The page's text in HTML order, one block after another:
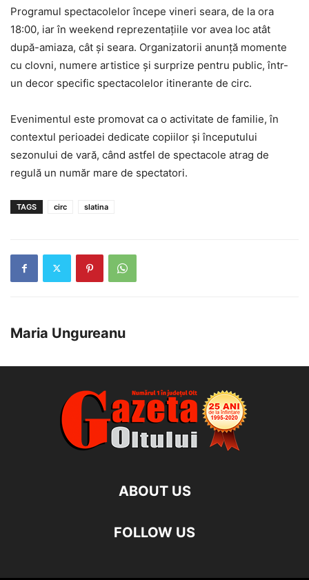
Programul spectacolelor începe vineri seara, de la ora
18:00, iar în weekend reprezentațiile vor avea loc atât
după-amiaza, cât și seara. Organizatorii anunță momente
cu clovni, numere artistice și surprize pentru public, într-
un decor specific spectacolelor itinerante de circ.
Evenimentul este promovat ca o activitate de familie, în
contextul perioadei dedicate copiilor și începutului
sezonului de vară, când astfel de spectacole atrag de
regulă un număr mare de spectatori.
TAGS circ slatina
Maria Ungureanu
ABOUT US
FOLLOW US